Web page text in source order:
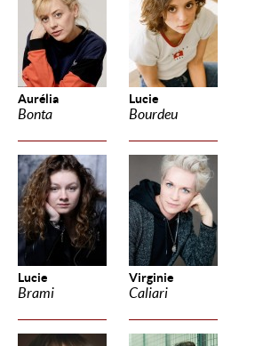
Aurélia
Bonta
Lucie
Bourdeu
Lucie
Brami
Virginie
Caliari